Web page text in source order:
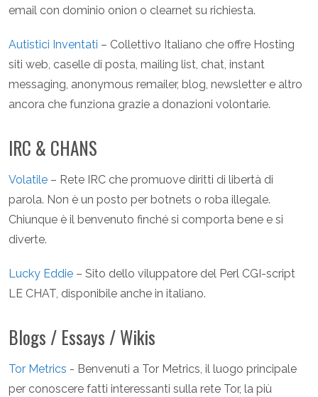
email con dominio onion o clearnet su richiesta.
Autistici Inventati – Collettivo Italiano che offre Hosting
siti web, caselle di posta, mailing list, chat, instant
messaging, anonymous remailer, blog, newsletter e altro
ancora che funziona grazie a donazioni volontarie.
IRC & CHANS
Volatile – Rete IRC che promuove diritti di libertà di
parola. Non è un posto per botnets o roba illegale.
Chiunque è il benvenuto finché si comporta bene e si
diverte.
Lucky Eddie – Sito dello viluppatore del Perl CGI-script
LE CHAT, disponibile anche in italiano.
Blogs / Essays / Wikis
Tor Metrics - Benvenuti a Tor Metrics, il luogo principale
per conoscere fatti interessanti sulla rete Tor, la più